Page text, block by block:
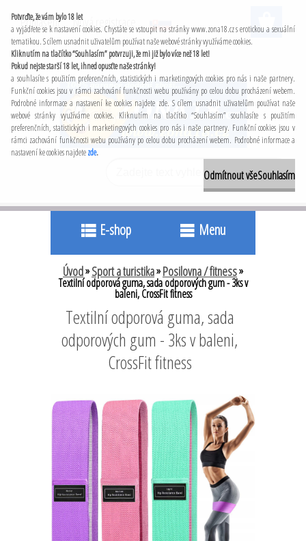
Potvrďte, že vám bylo 18 let
a vyjádřete se k nastavení cookies. Chystáte se vstoupit na stránky www.zona18.cz s erotickou a sexuální
tematikou. S cílem usnadnit uživatelům používat naše webové stránky využíváme cookies.
Kliknutím na tlačítko “Souhlasím” potvrzuji, že mi již bylo více než 18 let!
Pokud nejste starší 18 let, ihned opusťte naše stránky!
a souhlasíte s použitím preferenčních, statistických i marketingových cookies pro nás i naše partnery.
Funkční cookies jsou v rámci zachování funkčnosti webu používány po celou dobu procházení webem.
Podrobné informace a nastavení ke cookies najdete zde. S cílem usnadnit uživatelům používat naše
webové stránky využíváme cookies. Kliknutím na tlačítko “Souhlasím” souhlasíte s použitím
preferenčních, statistických i marketingových cookies pro nás i naše partnery. Funkční cookies jsou v
rámci zachování funkčnosti webu používány po celou dobu procházení webem. Podrobné informace a
nastavení ke cookies najdetezde.
Odmítnout všeSouhlasím
Přihlášení Nová registrace
E-shop Menu
Úvod»Sport a turistika»Posilovna / fitness»
Textilní odporová guma, sada odporových gum - 3ks v
baleni, CrossFit fitness
Textilní odporová guma, sada
odporových gum - 3ks v baleni,
CrossFit fitness